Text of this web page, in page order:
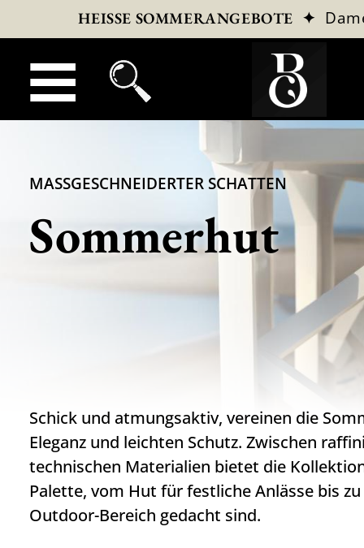
HEISSE SOMMERANGEBOTE ✦
MASSGESCHNEIDERTER SCHATTEN
Sommerhut
Schick und atmungsaktiv, vereinen die
Eleganz und leichten Schutz. Zwischen
technischen Materialien bietet die
Palette, vom Hut für festliche Anlässe bis
Outdoor-Bereich gedacht sind.